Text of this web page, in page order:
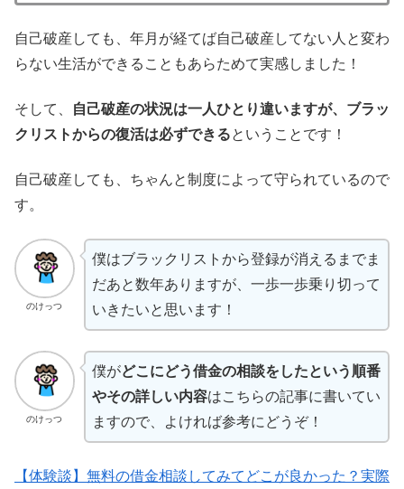
自己破産しても、年月が経てば自己破産してない人と変わ
らない生活ができることもあらためて実感しました！
そして、
自己破産の状況は一人ひとり違いますが、ブラッ
クリストからの復活は必ずできるということです！
自己破産しても、ちゃんと制度によって守られているので
す。
のけっつ
僕はブラックリストから登録が消えるまでま
だあと数年ありますが、一歩一歩乗り切って
いきたいと思います！
のけっつ
僕がどこにどう借金の相談をしたという順番
やその詳しい内容はこちらの記事に書いてい
ますので、よければ参考にどうぞ！
【体験談】無料の借金相談してみてどこが良かった？実際